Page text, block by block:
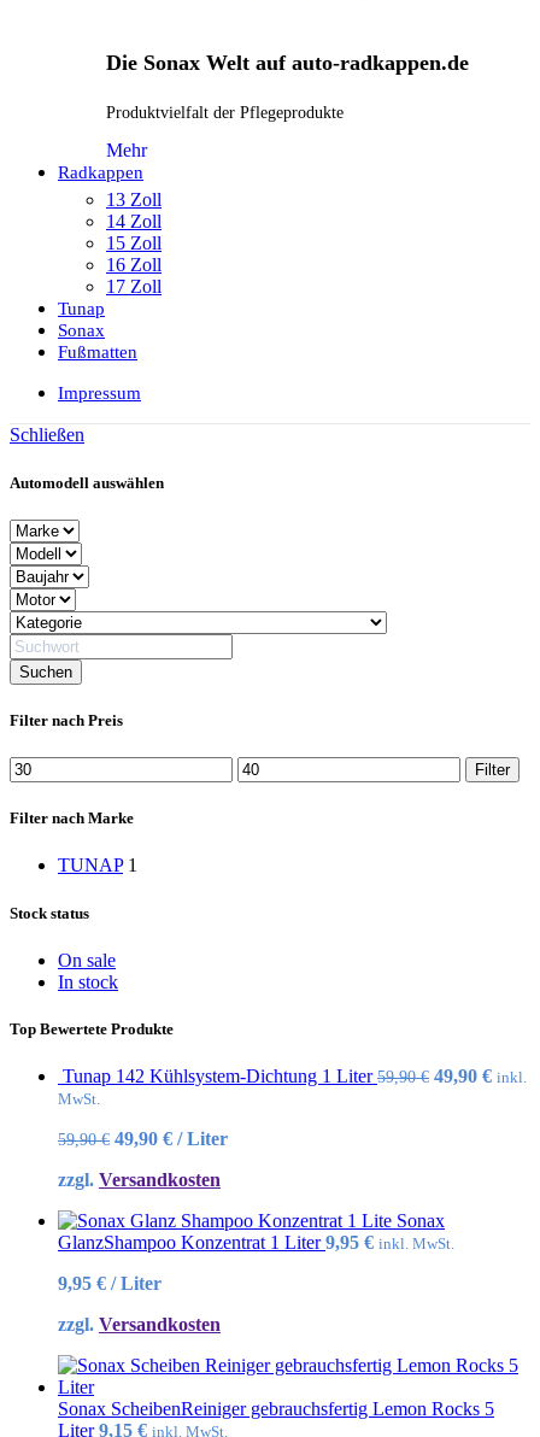
Die Sonax Welt auf auto-radkappen.de
Produktvielfalt der Pflegeprodukte
Mehr
Radkappen
13 Zoll
14 Zoll
15 Zoll
16 Zoll
17 Zoll
Tunap
Sonax
Fußmatten
Impressum
Schließen
Automodell auswählen
Filter nach Preis
Min.
Preis
Max.
Preis
Filter
Filter nach Marke
TUNAP 1
Stock status
On sale
In stock
Top Bewertete Produkte
Tunap 142 Kühlsystem-Dichtung 1 Liter59,90€ 49,90 € inkl.
MwSt.
59,90€ 49,90 € /Liter
zzgl. Versandkosten
Sonax
GlanzShampoo Konzentrat 1 Liter9,95 € inkl. MwSt.
9,95 € /Liter
zzgl. Versandkosten
Sonax ScheibenReiniger gebrauchsfertig Lemon Rocks 5
Liter9,15 € inkl. MwSt.